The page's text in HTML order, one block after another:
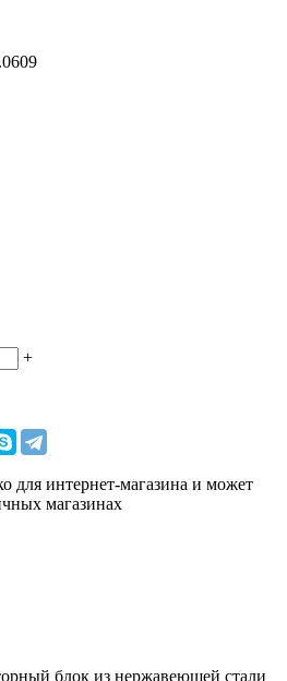
+
для интернет-магазина и может
магазинах
блок из нержавеющей стали